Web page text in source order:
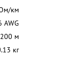
км
AWG
200 м
кг